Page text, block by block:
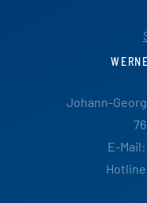
Johann-
E-